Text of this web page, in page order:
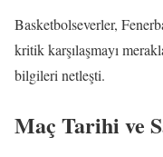
Basketbolseverler,
kritik karşılaşmayı
bilgileri netleşti.
Maç Tarihi ve